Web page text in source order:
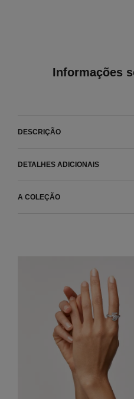
Informações
DESCRIÇÃO
DETALHES ADICIONAIS
A COLEÇÃO